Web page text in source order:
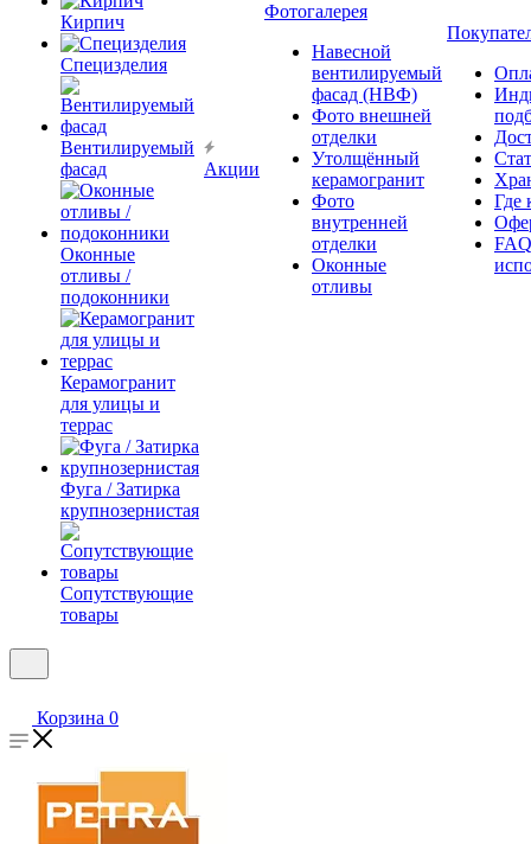
Кирпич
Специзделия
Вентилируемый
фасад
Оконные
отливы /
подоконники
Керамогранит
для улицы и
террас
Фуга / Затирка
крупнозернистая
Сопутствующие
товары
Акции
Фотогалерея
Навесной
вентилируемый
фасад (НВФ)
Фото внешней
отделки
Утолщённый
керамогранит
Фото
внутренней
отделки
Оконные
отливы
Где
Корзина 0